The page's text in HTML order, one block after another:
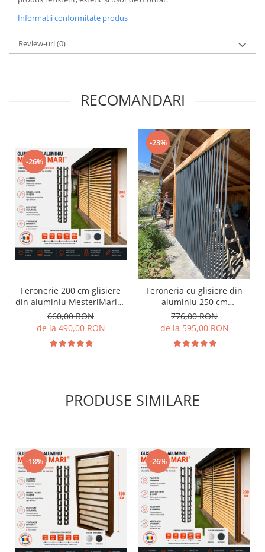
Informatii conformitate produs
Review-uri(0)
RECOMANDARI
-26%
Feronerie 200 cm glisiere
din aluminiu MesteriMari24
- pentru 24 de lamele
orientabile
660,00 RON
de la 490,00 RON
-23%
Feroneria cu glisiere din
aluminiu 250 cm
MesteriMari30 - pentru 30
de lamele
776,00 RON
de la 595,00 RON
PRODUSE SIMILARE
-18% -26%